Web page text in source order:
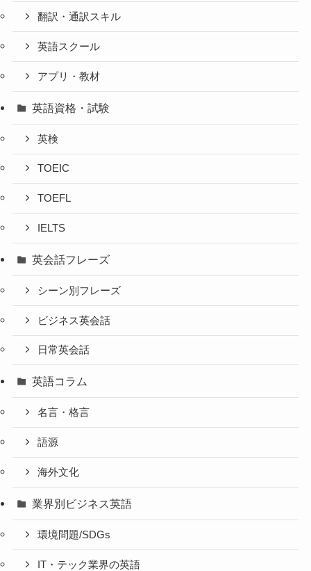
翻訳・通訳スキル
英語スクール
アプリ・教材
英語資格・試験
英検
TOEIC
TOEFL
IELTS
英会話フレーズ
シーン別フレーズ
ビジネス英会話
日常英会話
英語コラム
名言・格言
語源
海外文化
業界別ビジネス英語
環境問題/SDGs
IT・テック業界の英語